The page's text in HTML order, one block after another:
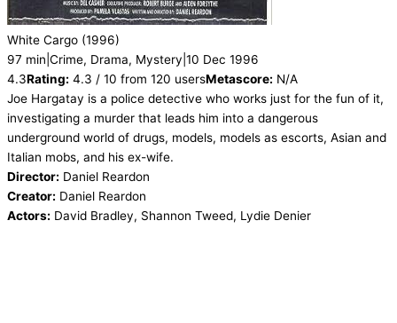
White Cargo (1996)
97 min Crime, Drama, Mystery 10 Dec 1996
4.3Rating: 4.3 / 10 from 120 usersMetascore: N/A
Joe Hargatay is a police detective who works just for the fun of it,
investigating a murder that leads him into a dangerous
underground world of drugs, models, models as escorts, Asian and
Italian mobs, and his ex-wife.
Director: Daniel Reardon
Creator: Daniel Reardon
Actors: David Bradley, Shannon Tweed, Lydie Denier